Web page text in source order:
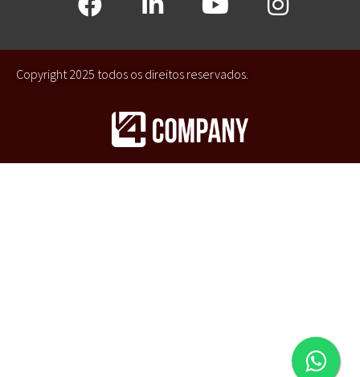
Copyright 2025 todos os direitos reservados.